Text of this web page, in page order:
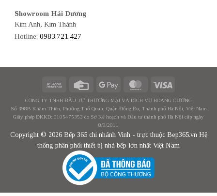
Showroom Hải Dương
Kim Anh, Kim Thành
Hotline: 0983.721.427
CÔNG TY TNHH ĐẦU TƯ THƯƠNG MẠI VÀ DỊCH VỤ HOÀNG CƯƠNG
Số 398B Khâm Thiên, Phường Thổ Quan, Quận Đống Đa, Thành phố Hà Nội, Việt Nam
Giấy phép ĐKKD: 0105475353 do Sở Kế hoạch và Đầu tư thành phố Hà Nội cấp ngày
8/9/2011
Copyright © 2026 Bếp 365 chi nhánh Vinh - trực thuộc Bep365.vn Hệ
thống phân phối thiết bị nhà bếp lớn nhất Việt Nam